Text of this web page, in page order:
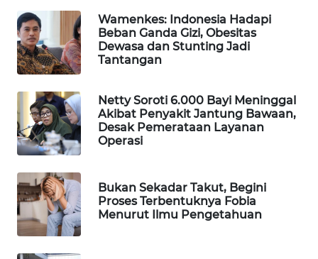
Wamenkes: Indonesia Hadapi
Beban Ganda Gizi, Obesitas
Dewasa dan Stunting Jadi
Tantangan
Netty Soroti 6.000 Bayi Meninggal
Akibat Penyakit Jantung Bawaan,
Desak Pemerataan Layanan
Operasi
Bukan Sekadar Takut, Begini
Proses Terbentuknya Fobia
Menurut Ilmu Pengetahuan
WAHANA
UMKM
WAHANA
SELEB
WAHANA
WAHANA
OTOMOTIF
WAHANA